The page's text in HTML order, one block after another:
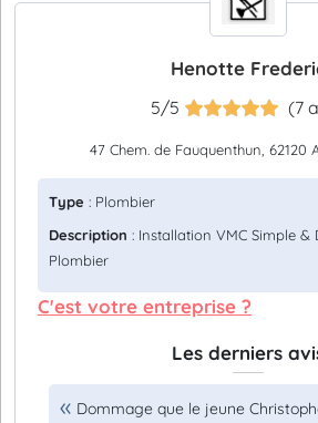
Henotte
5/5 (7
47 Chem. de Fauquenthun, 62120
Type : Plombier
Description : Installation VMC Simple &
Plombier
C'est votre entreprise ?
Les derniers
Dommage que le jeune